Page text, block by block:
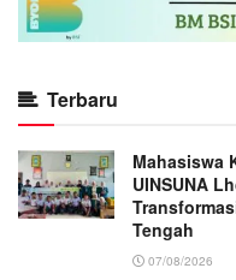
Terbaru
Mahasiswa
UINSUNA
Tengah
07/08/2026